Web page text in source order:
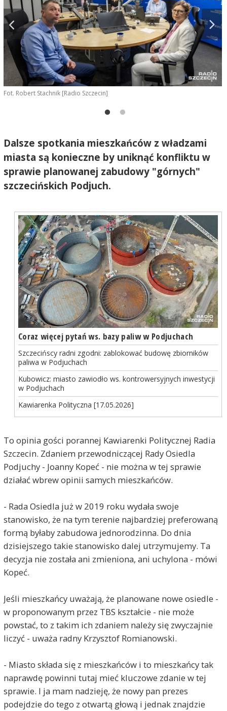
Fot. Robert Stachnik [Radio Szczecin]
Dalsze spotkania mieszkańców z władzami
miasta są konieczne by uniknąć konfliktu w
sprawie planowanej zabudowy "górnych"
szczecińskich Podjuch.
Coraz więcej pytań ws. bazy paliw w Podjuchach
Szczecińscy radni zgodni: zablokować budowę zbiorników
paliwa w Podjuchach
Kubowicz: miasto zawiodło ws. kontrowersyjnych inwestycji
w Podjuchach
Kawiarenka Polityczna [17.05.2026]
To opinia gości porannej Kawiarenki Politycznej Radia
Szczecin. Zdaniem przewodniczącej Rady Osiedla
Podjuchy - Joanny Kopeć - nie można w tej sprawie
działać wbrew opinii samych mieszkańców.
- Rada Osiedla już w 2019 roku wydała swoje
stanowisko, że na tym terenie najbardziej preferowaną
formą byłaby zabudowa jednorodzinna. Do dnia
dzisiejszego takie stanowisko dalej utrzymujemy. Ta
decyzja nie została ani zmieniona, ani uchylona - mówi
Kopeć.
Jeśli mieszkańcy uważają, że planowane nowe osiedle -
w proponowanym przez TBS kształcie - nie może
powstać, to z takim ich zdaniem należy się zwyczajnie
liczyć - uważa radny Krzysztof Romianowski.
- Miasto składa się z mieszkańców i to mieszkańcy tak
naprawdę powinni tutaj mieć kluczowe zdanie w tej
sprawie. I ja mam nadzieję, że nowy pan prezes
podejdzie do tego z otwartą głową i jednak znajdzie